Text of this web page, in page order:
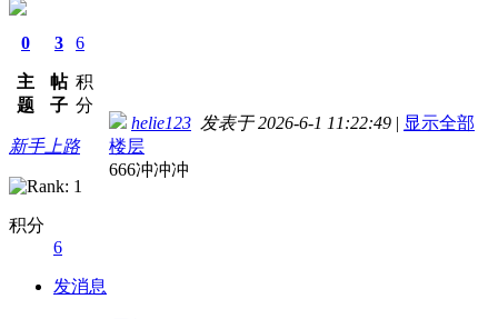
0
主
题
3
帖
子
6
积
分
新手上路
积分
6
发消息
helie123 发表于 2026-6-1 11:22:49 | 显示全部
楼层
666冲冲冲